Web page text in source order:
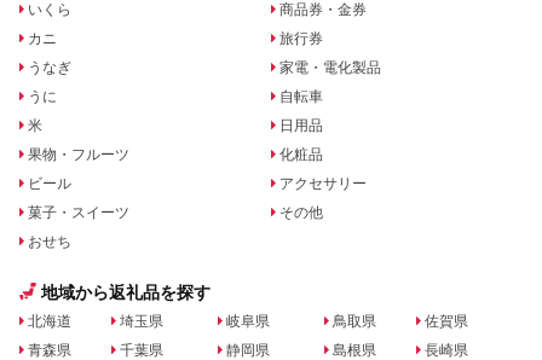
いくら
カニ
うなぎ
うに
米
果物・フルーツ
ビール
菓子・スイーツ
おせち
商品券・金券
旅行券
家電・電化製品
自転車
日用品
化粧品
アクセサリー
その他
地域から返礼品を探す
北海道
青森県
埼玉県
千葉県
岐阜県
静岡県
鳥取県
島根県
佐賀県
長崎県